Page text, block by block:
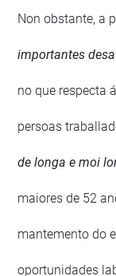
Non obstante, a
importantes
no que respecta
persoas
de longa e moi
maiores de 52
mantemento do
oportunidades